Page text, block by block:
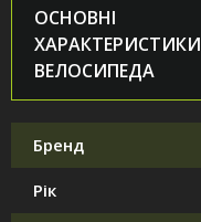
ОСНОВНІ
ХАРАКТЕРИСТИКИ
ВЕЛОСИПЕДА
Бренд
Рік